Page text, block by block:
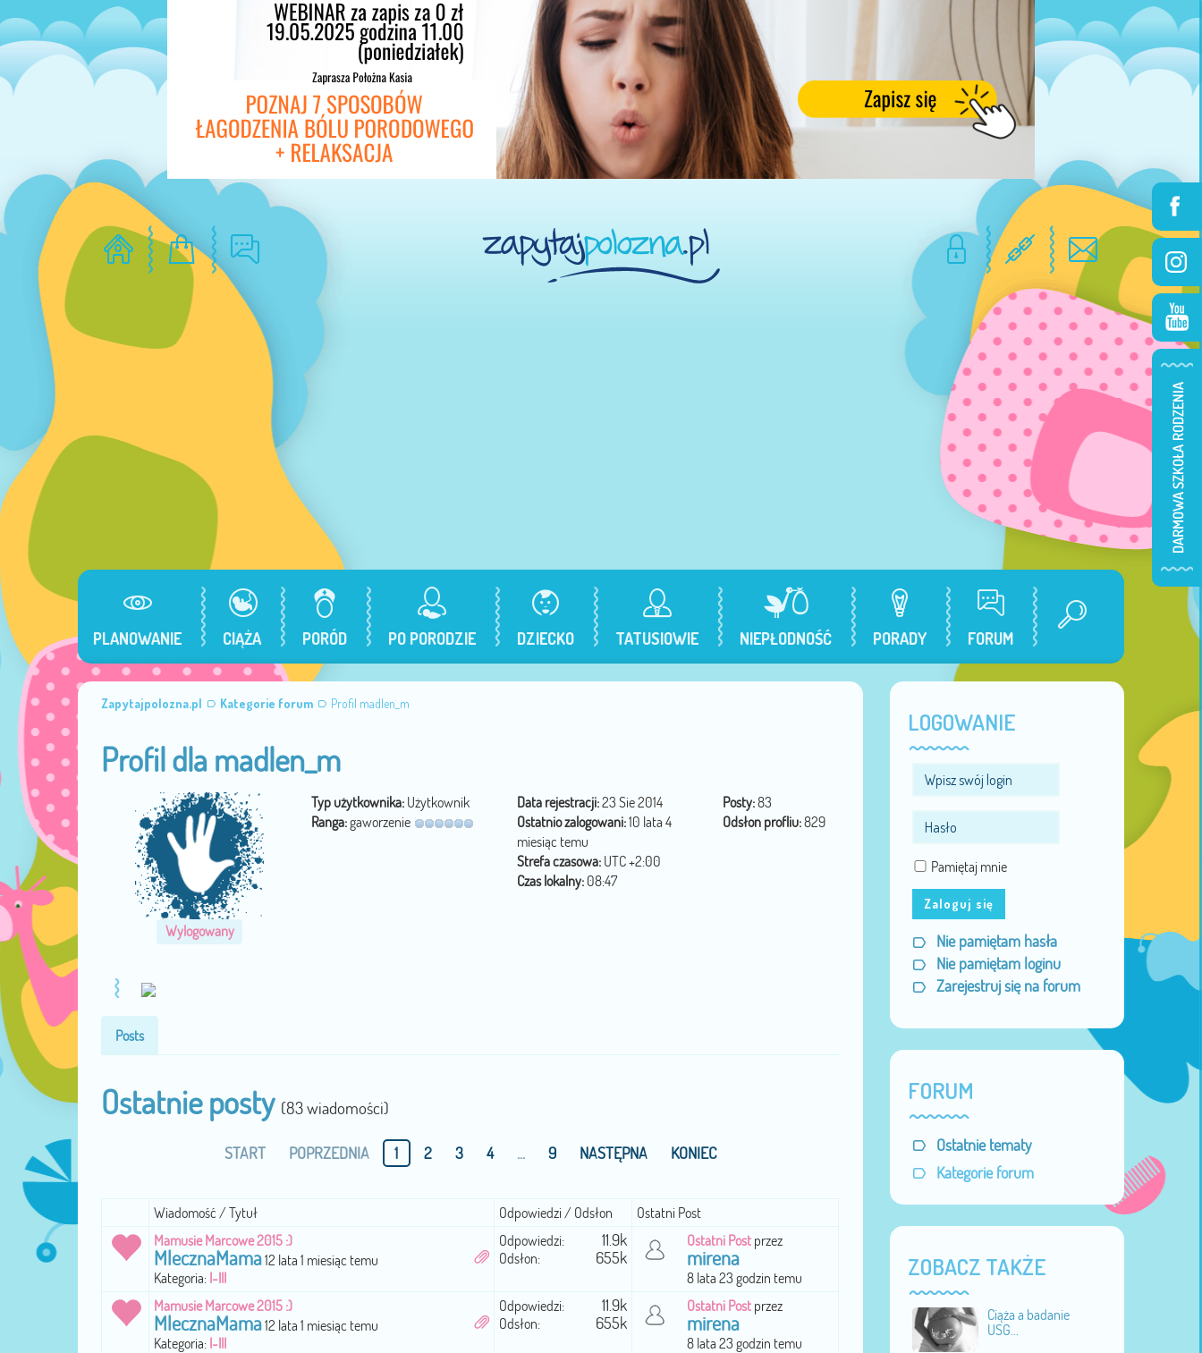
PLANOWANIE CIĄŻA PORÓD PO PORODZIE DZIECKO TATUSIOWIE NIEPŁODNOŚĆ PORADY FORUM
Zapytajpolozna.pl Kategorie forum Profil madlen_m
Profil dla madlen_m
Wylogowany
Typ użytkownika: Użytkownik
Ranga:gaworzenie
Data rejestracji:23 Sie 2014
Ostatnio zalogowani:10 lata 4
miesiąc temu
Strefa czasowa: UTC +2:00
Czas lokalny: 08:47
Posty:83
Odsłon profliu:829
Posts
Ostatnie posty (83 wiadomości)
START POPRZEDNIA 1 2 3 4 ... 9 NASTĘPNA KONIEC
Wiadomość / Tytuł Odpowiedzi / Odsłon Ostatni Post
Mamusie Marcowe 2015 :)
MlecznaMama12 lata 1 miesiąc temu
Kategoria: I-III
Odpowiedzi: 11.9k
Odsłon: 655k
Ostatni Post przez
mirena
8 lata 23 godzin temu
Mamusie Marcowe 2015 :)
MlecznaMama12 lata 1 miesiąc temu
Kategoria: I-III
Odpowiedzi: 11.9k
Odsłon: 655k
Ostatni Post przez
mirena
8 lata 23 godzin temu
LOGOWANIE
Pamiętaj mnie
Zaloguj się
Nie pamiętam hasła
Nie pamiętam loginu
Zarejestruj się na forum
FORUM
Ostatnie tematy
Kategorie forum
ZOBACZ TAKŻE
Ciąża a badanie
USG...